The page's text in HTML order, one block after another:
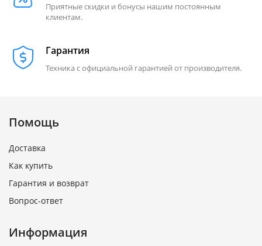
Приятные скидки и бонусы нашим постоянным
клиентам.
Гарантия
Техника с официальной гарантией от производителя.
Помощь
Доставка
Как купить
Гарантия и возврат
Вопрос-ответ
Информация